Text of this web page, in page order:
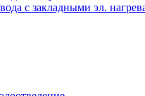
с закладными эл.